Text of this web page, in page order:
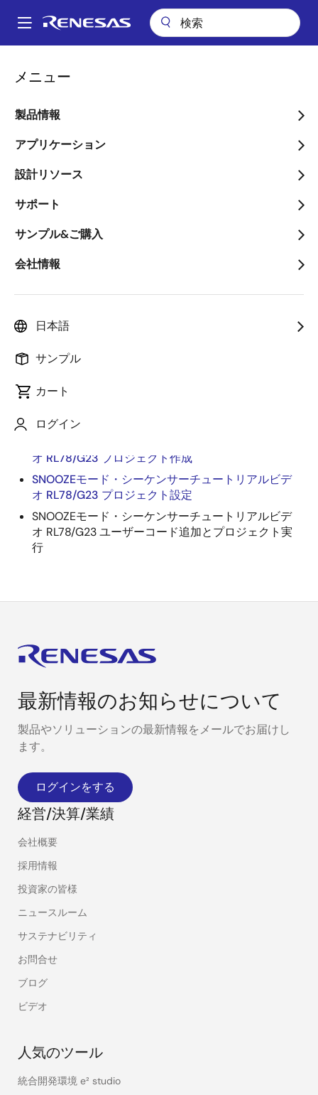
ン
Main
メニュー
製品情報
アプリケーション
設計リソース
サポート
サンプル&ご購入
会社情報
日本語
サンプル
カート
ログイン
パ
ン
く
ず
SNOOZEモード・シーケンサーチュートリアルビデオ RL78/G23 ユー
SNOOZEモード・シーケン
サーチュートリアルビデオ
RL78/G23 ユーザーコード
追加とプロジェクト実行
2021年11月2日
このビデオについて
ンサー（SMS）を使って、
オ RL78/G23 プロジェクト作成
SNOOZEモード・シーケンサーチュートリアルビデ
オ RL78/G23 プロジェクト設定
SNOOZEモード・シーケンサーチュートリアルビデ
オ RL78/G23 ユーザーコード追加とプロジェクト実
行
最新情報のお知らせについて
製品やソリューションの最新情報をメールでお届けし
ます。
ログインをする
経営/決算/業績
会社概要
採用情報
投資家の皆様
ニュースルーム
サステナビリティ
お問合せ
ブログ
ビデオ
人気のツール
統合開発環境 e² studio